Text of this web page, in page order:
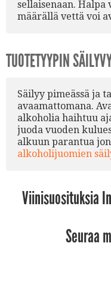
sellaisenaan.
määrällä vettä voi
TUOTETYYPIN
Säilyy pimeässä ja
avaamattomana.
alkoholia haihtuu
juoda vuoden
alkuun parantua
alkoholijuomien
Viinisuosituksia
Seuraa